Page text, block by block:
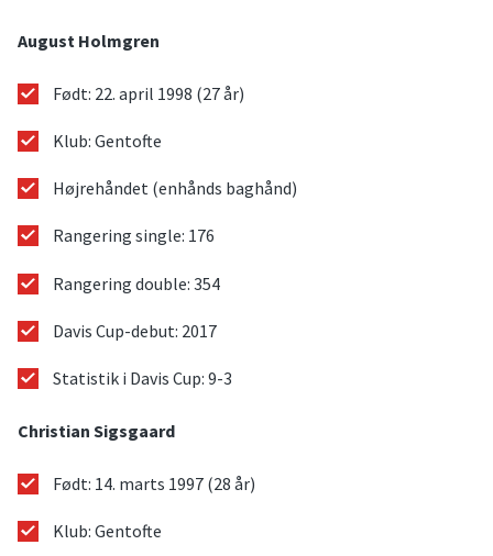
August Holmgren
Født: 22. april 1998 (27 år)
Klub: Gentofte
Højrehåndet (enhånds baghånd)
Rangering single: 176
Rangering double: 354
Davis Cup-debut: 2017
Statistik i Davis Cup: 9-3
Christian Sigsgaard
Født: 14. marts 1997 (28 år)
Klub: Gentofte